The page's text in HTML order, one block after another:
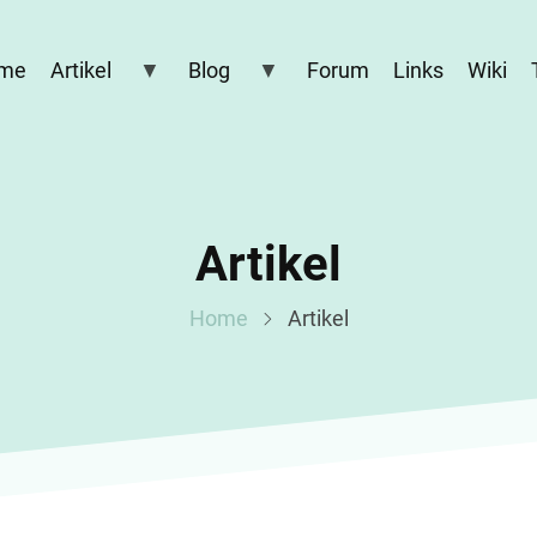
Artikel Blog Forum Links Wiki
Artikel
Home Artikel